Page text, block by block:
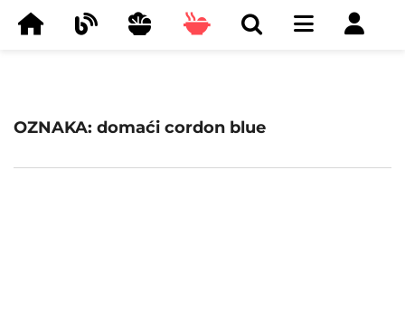
OZNAKA: domaći cordon blue